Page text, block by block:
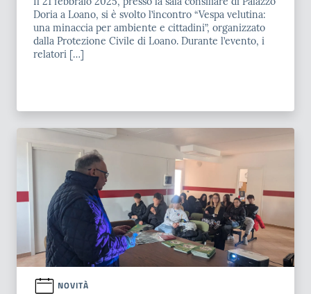
Doria a Loano, si è svolto l’incontro “Vespa velutina:
una minaccia per ambiente e cittadini”, organizzato
dalla Protezione Civile di Loano. Durante l’evento, i
relatori […]
NOVITÀ